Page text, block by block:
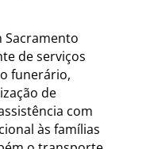
Sacramento
de serviços
funerário,
de
com
às famílias